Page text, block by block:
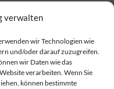
verwalten
wir Technologien wie
und/oder darauf zuzugreifen.
wir Daten wie das
verarbeiten. Wenn Sie
können bestimmte
Wallboxen kaufen?
vor Ort
In den Online-
Preisen zu finden.
die Seite mit dem